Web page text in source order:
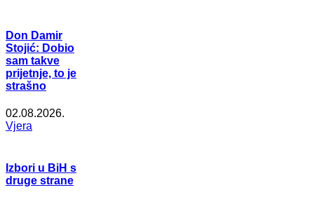
Don Damir
Stojić: Dobio
sam takve
prijetnje, to je
strašno
02.08.2026.
Vjera
Izbori u BiH s
druge strane